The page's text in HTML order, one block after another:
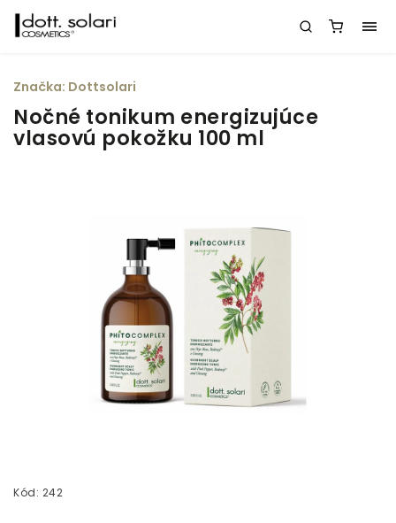
Nočné tonikum energizujúce
vlasovú pokožku 100 ml
Kód: 242
Značka: Dottsolari